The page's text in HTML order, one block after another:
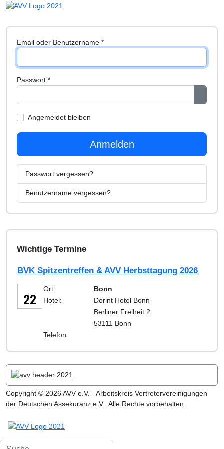
Email oder Benutzername *
Passwort *
Angemeldet bleiben
Anmelden
Passwort vergessen?
Benutzername vergessen?
Wichtige Termine
BVK Spitzentreffen & AVV Herbsttagung 2026
22
Ort:
Bonn
Hotel:
Dorint Hotel Bonn
Berliner Freiheit 2
53111 Bonn
Telefon:
Copyright © 2026 AVV e.V. - Arbeitskreis Vertretervereinigungen
der Deutschen Assekuranz e.V.. Alle Rechte vorbehalten.
Suchen